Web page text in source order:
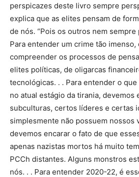
perspicazes deste livro sempre
explica que as elites pensam de
de nós. “Pois os outros nem sempre
Para entender um crime tão imenso,
compreender os processos de
elites políticas, de oligarcas
tecnológicas. . . Para entender o
no atual estágio da tirania, devemos
subculturas, certos líderes e certas
simplesmente não possuem nossos
devemos encarar o fato de que
apenas nazistas mortos há muito
PCCh distantes. Alguns monstros
nós. . . Para entender 2020-22, é